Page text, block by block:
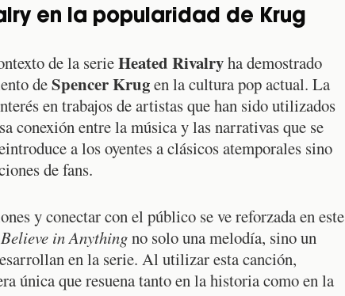
en la popularidad de Krug
de la serieHeated Rivalryha demostrado
deSpencer Krugen la cultura pop actual. La
en trabajos de artistas que han sido utilizados
conexión entre la música y las narrativas que se
a los oyentes a clásicos atemporales sino
de fans.
y conectar con el público se ve reforzada en este
in Anythingno solo una melodía, sino un
en la serie. Al utilizar esta canción,
única que resuena tanto en la historia como en la